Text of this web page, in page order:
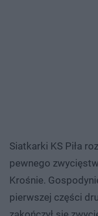
Siatkarki KS Piła
pewnego
Krośnie.
pierwszej części